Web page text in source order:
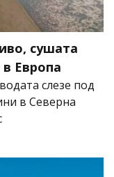
сушата
Европа
слезе под
в Северна